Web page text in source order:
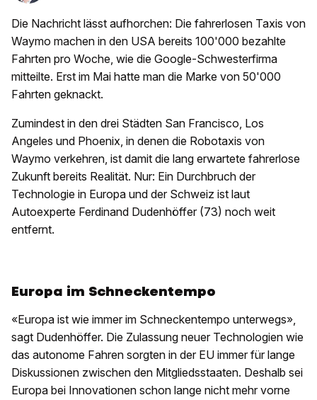
Die Nachricht lässt aufhorchen: Die fahrerlosen Taxis von
Waymo machen in den USA bereits 100'000 bezahlte
Fahrten pro Woche, wie die Google-Schwesterfirma
mitteilte. Erst im Mai hatte man die Marke von 50'000
Fahrten geknackt.
Zumindest in den drei Städten San Francisco, Los
Angeles und Phoenix, in denen die Robotaxis von
Waymo verkehren, ist damit die lang erwartete fahrerlose
Zukunft bereits Realität. Nur: Ein Durchbruch der
Technologie in Europa und der Schweiz ist laut
Autoexperte Ferdinand Dudenhöffer (73) noch weit
entfernt.
Europa im Schneckentempo
«Europa ist wie immer im Schneckentempo unterwegs»,
sagt Dudenhöffer. Die Zulassung neuer Technologien wie
das autonome Fahren sorgten in der EU immer für lange
Diskussionen zwischen den Mitgliedsstaaten. Deshalb sei
Europa bei Innovationen schon lange nicht mehr vorne